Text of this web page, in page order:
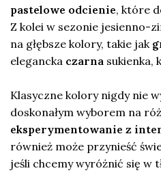
pastelowe odcienie, które
Z kolei w sezonie jesienno-
na głębsze kolory, takie jak
elegancka czarna sukienka,
Klasyczne kolory nigdy nie
doskonałym wyborem na
eksperymentowanie z
również może przynieść
jeśli chcemy wyróżnić się w